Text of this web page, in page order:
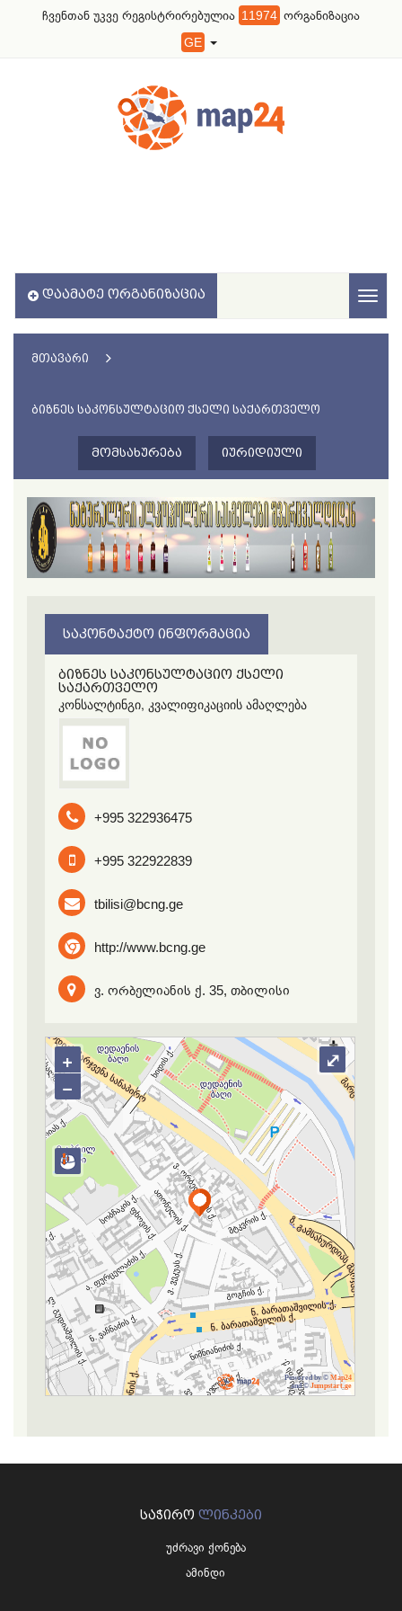
ჩვენთან უკვე რეგისტრირებულია 11974 ორგანიზაცია
GE
ᲓᲐᲐᲛᲐᲢᲔ ᲝᲠᲒᲐᲜᲘᲖᲐᲪᲘᲐ
ᲛᲗᲐᲕᲐᲠᲘ
ᲑᲘᲖᲜᲔᲡ ᲡᲐᲙᲝᲜᲡᲣᲚᲢᲐᲪᲘᲝ ᲥᲡᲔᲚᲘ ᲡᲐᲥᲐᲠᲗᲕᲔᲚᲝ
ᲛᲝᲛᲡᲐᲮᲣᲠᲔᲑᲐ ᲘᲣᲠᲘᲓᲘᲣᲚᲘ
ᲡᲐᲙᲝᲜᲢᲐᲥᲢᲝ ᲘᲜᲤᲝᲠᲛᲐᲪᲘᲐ
ბიზნეს საკონსულტაციო ქსელი
საქართველო
კონსალტინგი, კვალიფიკაციის ამაღლება
+995 322936475
+995 322922839
tbilisi@bcng.ge
http://www.bcng.ge
ვ. ორბელიანის ქ. 35, თბილისი
+
−
Powered by © Map24
and ©Jumpstart.ge
⤢
ᲡᲐᲭᲘᲠᲝ ᲚᲘᲜᲙᲔᲑᲘ
უძრავი ქონება
ამინდი